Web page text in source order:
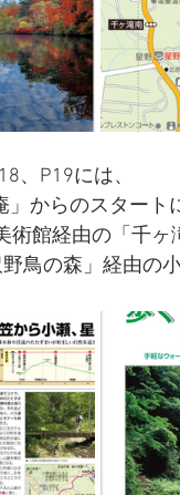
、P19には、
」からのスタート
館経由の「千ヶ
の森」経由の